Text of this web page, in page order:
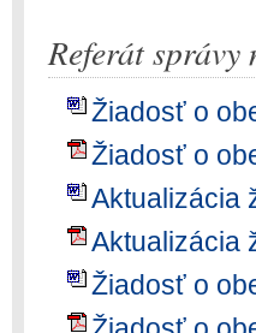
Referát
Žiadosť o
Žiadosť o
Aktualizácia
Aktualizácia
Žiadosť o